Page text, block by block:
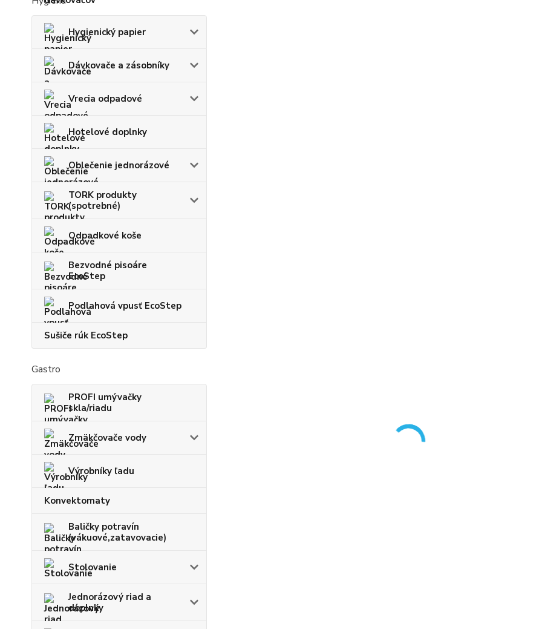
Hygienický papier
Dávkovače a zásobníky
Vrecia odpadové
Hotelové doplnky
Oblečenie jednorázové
TORK produkty
(spotrebné)
Odpadkové koše
Bezvodné pisoáre
EcoStep
Podlahová vpusť EcoStep
Sušiče rúk EcoStep
Gastro
PROFI umývačky
skla/riadu
Zmäkčovače vody
Výrobníky ľadu
Konvektomaty
Baličky potravín
(vákuové,zatavovacie)
Stolovanie
Jednorázový riad a
doplnky